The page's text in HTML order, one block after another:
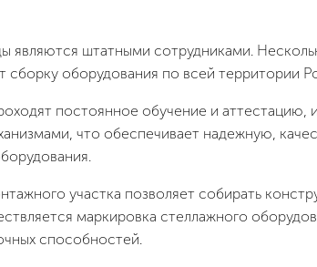
являются штатными сотрудниками.
оборудования по всей территории
постоянное обучение и аттестацию,
что обеспечивает надежную,
участка позволяет собирать
маркировка стеллажного
способностей.